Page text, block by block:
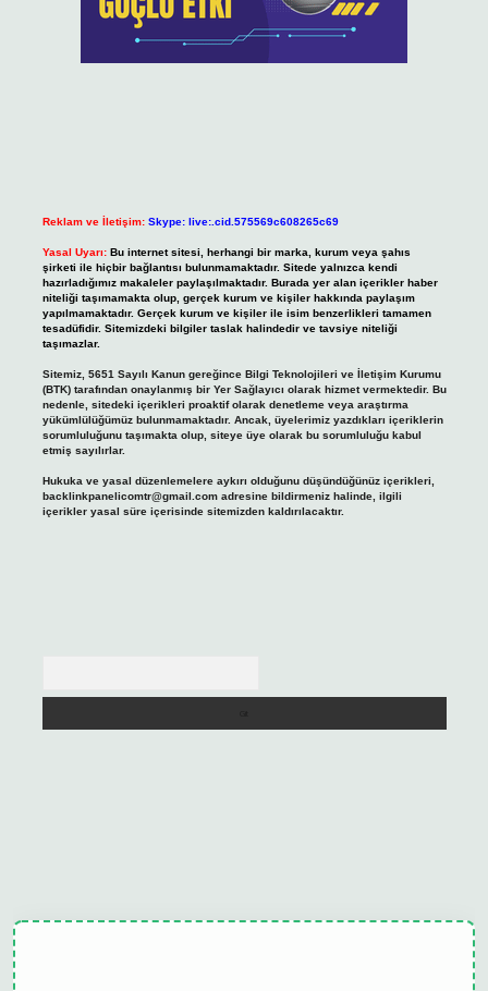
Reklam ve İletişim: Skype: live:.cid.575569c608265c69
Yasal Uyarı: Bu internet sitesi, herhangi bir marka, kurum veya şahıs
şirketi ile hiçbir bağlantısı bulunmamaktadır. Sitede yalnızca kendi
hazırladığımız makaleler paylaşılmaktadır. Burada yer alan içerikler haber
niteliği taşımamakta olup, gerçek kurum ve kişiler hakkında paylaşım
yapılmamaktadır. Gerçek kurum ve kişiler ile isim benzerlikleri tamamen
tesadüfidir. Sitemizdeki bilgiler taslak halindedir ve tavsiye niteliği
taşımazlar.
Sitemiz, 5651 Sayılı Kanun gereğince Bilgi Teknolojileri ve İletişim Kurumu
(BTK) tarafından onaylanmış bir Yer Sağlayıcı olarak hizmet vermektedir. Bu
nedenle, sitedeki içerikleri proaktif olarak denetleme veya araştırma
yükümlülüğümüz bulunmamaktadır. Ancak, üyelerimiz yazdıkları içeriklerin
sorumluluğunu taşımakta olup, siteye üye olarak bu sorumluluğu kabul
etmiş sayılırlar.
Hukuka ve yasal düzenlemelere aykırı olduğunu düşündüğünüz içerikleri,
backlinkpanelicomtr@gmail.comadresine bildirmeniz halinde, ilgili
içerikler yasal süre içerisinde sitemizden kaldırılacaktır.